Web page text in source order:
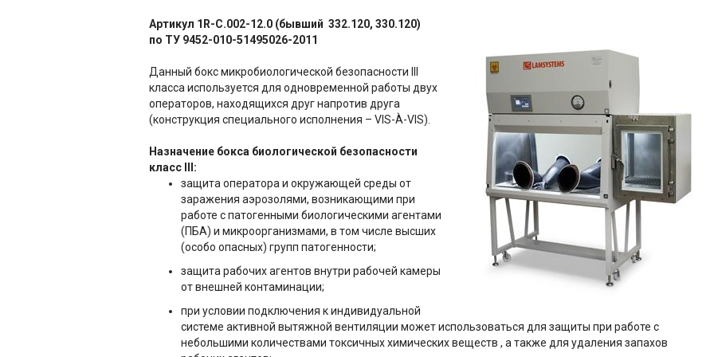
Артикул 1R-C.002-12.0 (бывший 332.120, 330.120)
по ТУ 9452-010-51495026-2011
Данный бокс микробиологической безопасности III
класса используется для одновременной работы двух
операторов, находящихся друг напротив друга
(конструкция специального исполнения – VIS-À-VIS).
Назначение бокса биологической безопасности
класс III:
защита оператора и окружающей среды от
заражения аэрозолями, возникающими при
работе с патогенными биологическими агентами
(ПБА) и микроорганизмами, в том числе высших
(особо опасных) групп патогенности;
защита рабочих агентов внутри рабочей камеры
от внешней контаминации;
при условии подключения к индивидуальной
системе активной вытяжной вентиляции может использоваться для защиты при работе с
небольшими количествами токсичных химических веществ , а также для удаления запахов